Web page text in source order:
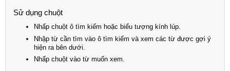
Sử dụng chuột
Nhấp chuột ô tìm kiếm hoặc biểu tượng kính lúp.
Nhập từ cần tìm vào ô tìm kiếm và xem các từ được gợi ý
hiện ra bên dưới.
Nhấp chuột vào từ muốn xem.